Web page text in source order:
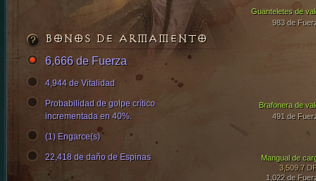
Guanteletes de
983 de
Brafonera de
491 de
Mangual de
3,509.7
1,022 de
BONOS DE ARMAMENTO
6,666 de Fuerza
4,944 de Vitalidad
Probabilidad de golpe crítico
incrementada en 40%.
(1) Engarce(s)
22,418 de daño de Espinas